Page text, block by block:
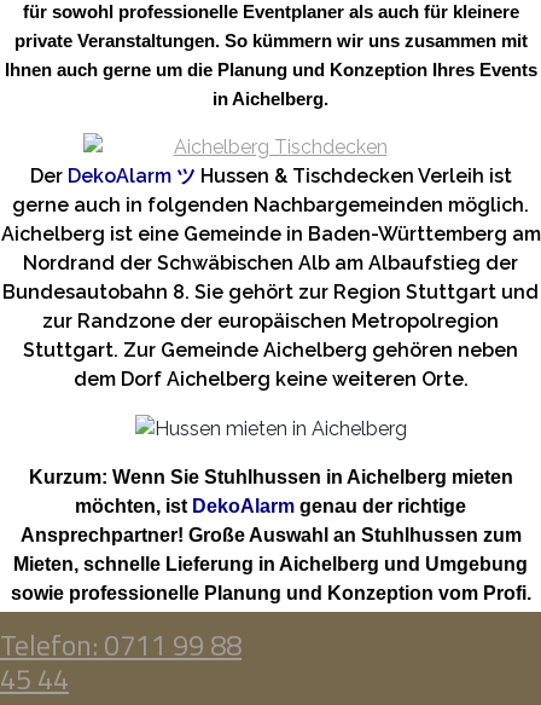
für sowohl professionelle Eventplaner als auch für kleinere
private Veranstaltungen. So kümmern wir uns zusammen mit
Ihnen auch gerne um die Planung und Konzeption Ihres Events
in Aichelberg.
Der DekoAlarm ツ Hussen & Tischdecken Verleih ist
gerne auch in folgenden Nachbargemeinden möglich.
Aichelberg ist eine Gemeinde in Baden-Württemberg am
Nordrand der Schwäbischen Alb am Albaufstieg der
Bundesautobahn 8. Sie gehört zur Region Stuttgart und
zur Randzone der europäischen Metropolregion
Stuttgart. Zur Gemeinde Aichelberg gehören neben
dem Dorf Aichelberg keine weiteren Orte.
Kurzum: Wenn Sie Stuhlhussen in Aichelberg mieten
möchten, ist DekoAlarm genau der richtige
Ansprechpartner! Große Auswahl an Stuhlhussen zum
Mieten, schnelle Lieferung in Aichelberg und Umgebung
sowie professionelle Planung und Konzeption vom Profi.
Telefon: 0711 99 88
45 44